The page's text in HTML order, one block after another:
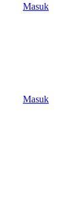
Masuk
Masuk